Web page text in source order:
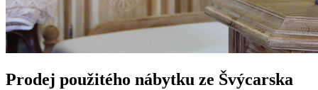
Prodej použitého nábytku ze Švýcarska